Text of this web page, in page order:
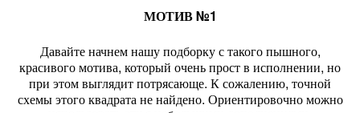
МОТИВ №1
Давайте начнем нашу подборку с такого пышного,
красивого мотива, который очень прост в исполнении, но
при этом выглядит потрясающе. К сожалению, точной
схемы этого квадрата не найдено. Ориентировочно можно